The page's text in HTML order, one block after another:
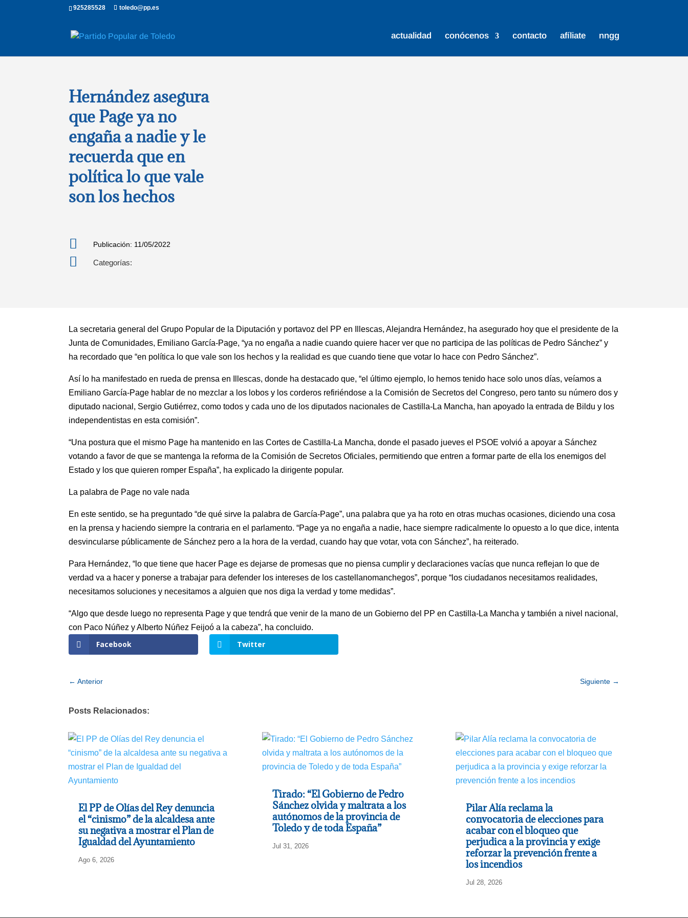
925285528 toledo@pp.es
actualidad conócenos contacto afíliate nngg
Hernández asegura
que Page ya no
engaña a nadie y le
recuerda que en
política lo que vale
son los hechos
 Publicación: 11/05/2022
 Categorías:
La secretaria general del Grupo Popular de la Diputación y portavoz del PP en Illescas, Alejandra Hernández, ha asegurado hoy que el presidente de la
Junta de Comunidades, Emiliano García-Page, “ya no engaña a nadie cuando quiere hacer ver que no participa de las políticas de Pedro Sánchez” y
ha recordado que “en política lo que vale son los hechos y la realidad es que cuando tiene que votar lo hace con Pedro Sánchez”.
Así lo ha manifestado en rueda de prensa en Illescas, donde ha destacado que, “el último ejemplo, lo hemos tenido hace solo unos días, veíamos a
Emiliano García-Page hablar de no mezclar a los lobos y los corderos refiriéndose a la Comisión de Secretos del Congreso, pero tanto su número dos y
diputado nacional, Sergio Gutiérrez, como todos y cada uno de los diputados nacionales de Castilla-La Mancha, han apoyado la entrada de Bildu y los
independentistas en esta comisión”.
“Una postura que el mismo Page ha mantenido en las Cortes de Castilla-La Mancha, donde el pasado jueves el PSOE volvió a apoyar a Sánchez
votando a favor de que se mantenga la reforma de la Comisión de Secretos Oficiales, permitiendo que entren a formar parte de ella los enemigos del
Estado y los que quieren romper España”, ha explicado la dirigente popular.
La palabra de Page no vale nada
En este sentido, se ha preguntado “de qué sirve la palabra de García-Page”, una palabra que ya ha roto en otras muchas ocasiones, diciendo una cosa
en la prensa y haciendo siempre la contraria en el parlamento. “Page ya no engaña a nadie, hace siempre radicalmente lo opuesto a lo que dice, intenta
desvincularse públicamente de Sánchez pero a la hora de la verdad, cuando hay que votar, vota con Sánchez”, ha reiterado.
Para Hernández, “lo que tiene que hacer Page es dejarse de promesas que no piensa cumplir y declaraciones vacías que nunca reflejan lo que de
verdad va a hacer y ponerse a trabajar para defender los intereses de los castellanomanchegos”, porque “los ciudadanos necesitamos realidades,
necesitamos soluciones y necesitamos a alguien que nos diga la verdad y tome medidas”.
“Algo que desde luego no representa Page y que tendrá que venir de la mano de un Gobierno del PP en Castilla-La Mancha y también a nivel nacional,
con Paco Núñez y Alberto Núñez Feijoó a la cabeza”, ha concluido.
Facebook Twitter
←Anterior Siguiente→
Posts Relacionados:
El PP de Olías del Rey denuncia
el “cinismo” de la alcaldesa ante
su negativa a mostrar el Plan de
Igualdad del Ayuntamiento
Ago 6, 2026
Tirado: “El Gobierno de Pedro
Sánchez olvida y maltrata a los
autónomos de la provincia de
Toledo y de toda España”
Jul 31, 2026
Pilar Alía reclama la
convocatoria de elecciones para
acabar con el bloqueo que
perjudica a la provincia y exige
reforzar la prevención frente a
los incendios
Jul 28, 2026